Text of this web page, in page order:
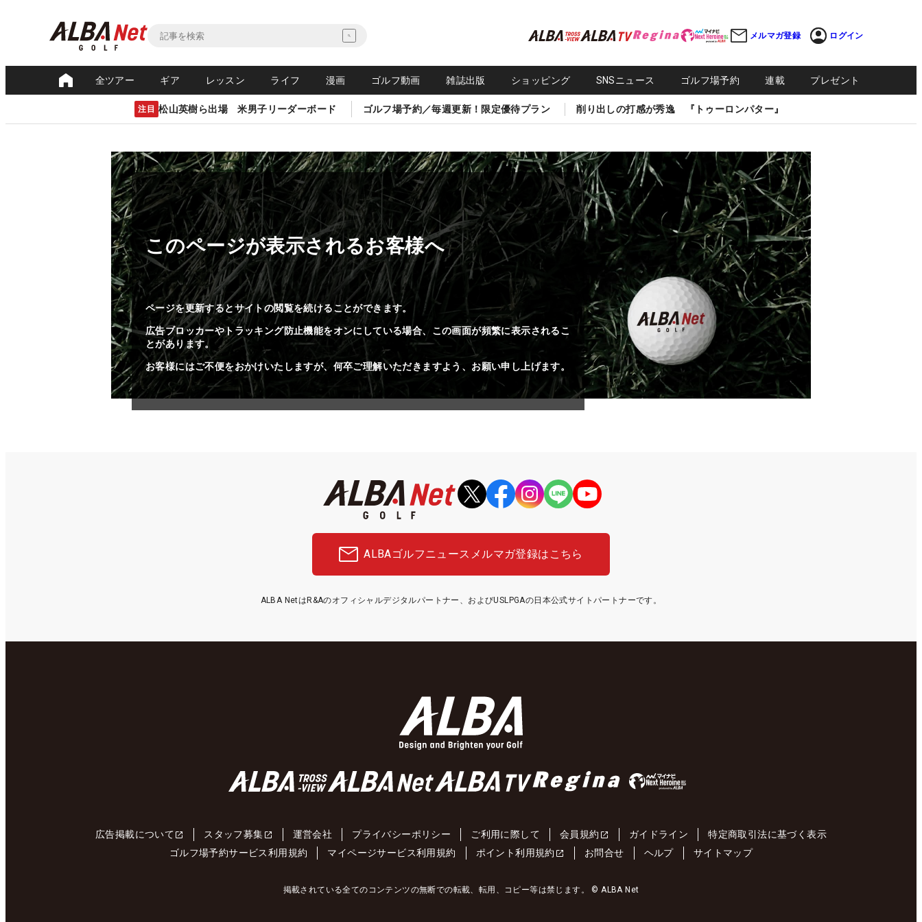
メルマガ登録 ログイン
全ツアー ギア レッスン ライフ 漫画 ゴルフ動画 雑誌出版 ショッピング SNSニュース ゴルフ場予約 連載 プレゼント
注目 松山英樹ら出場 米男子リーダーボード ゴルフ場予約／毎週更新！限定優待プラン 削り出しの打感が秀逸 『トゥーロンパター』
このページが表示されるお客様へ
ページを更新するとサイトの閲覧を続けることができます。
広告ブロッカーやトラッキング防止機能をオンにしている場合、この画面が頻繁に表示されるこ
とがあります。
お客様にはご不便をおかけいたしますが、何卒ご理解いただきますよう、お願い申し上げます。
ALBAゴルフニュース メルマガ登録はこちら
ALBA NetはR&Aのオフィシャルデジタルパートナー、およびUSLPGAの日本公式サイトパートナーです。
広告掲載について スタッフ募集 運営会社 プライバシーポリシー ご利用に際して 会員規約 ガイドライン
特定商取引法に基づく表示
ゴルフ場予約サービス利用規約
マイページサービス利用規約 ポイント利用規約 お問合せ ヘルプ サイトマップ
掲載されている全てのコンテンツの無断での転載、転用、コピー等は禁じます。 © ALBA Net